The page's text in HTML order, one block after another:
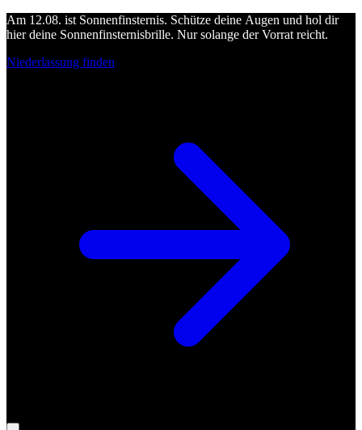
Am 12.08. ist Sonnenfinsternis. Schütze deine Augen und hol dir
hier deine Sonnenfinsternisbrille. Nur solange der Vorrat reicht.
Niederlassung finden